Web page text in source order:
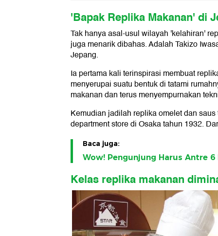
'Bapak Replika Makanan' di
Tak hanya asal-usul wilayah 'kelahiran'
juga menarik dibahas. Adalah Takizo
Jepang.
Ia pertama kali terinspirasi membuat
menyerupai suatu bentuk di tatami
makanan dan terus menyempurnakan
Kemudian jadilah replika omelet dan
department store di Osaka tahun 1932.
Baca juga:
Wow! Pengunjung Harus Antre
Kelas replika makanan